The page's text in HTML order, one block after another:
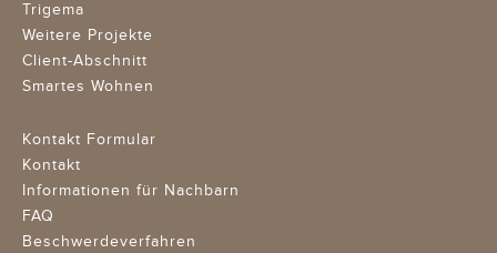
Trigema
Weitere Projekte
Client-Abschnitt
Smartes Wohnen
Kontakt Formular
Kontakt
Informationen für Nachbarn
FAQ
Beschwerdeverfahren